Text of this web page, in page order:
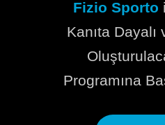
Fizio Sporto
Kanıta
Programına